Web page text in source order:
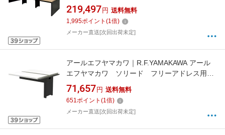
ールエフヤマカワ ソリード フリーアドレス
用デスク2 W3600×D1200 オーク×ブラック
脚 RFTFT23612OABL 【メーカー直送・時間指
定・返品不可】
219,497 円 送料無料
1,995ポイント (1倍)
メーカー直送[次回出荷未定]
アールエフヤマカワ｜R.F.YAMAKAWA アール
エフヤマカワ ソリード フリーアドレス用デ
スク2 増連 W1200×D1200 ホワイト×ブラ
ック脚 RFTFT21212ADWHBL 【メーカー直
送・時間指定・返品不可】
71,657 円 送料無料
651ポイント (1倍)
メーカー直送[次回出荷未定]